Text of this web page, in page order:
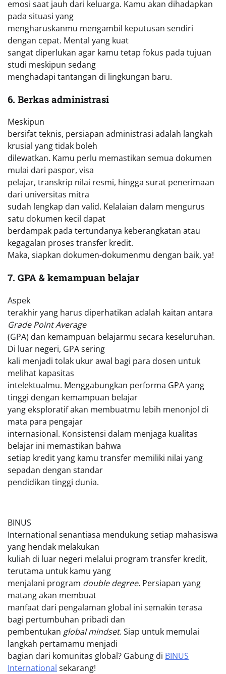
emosi saat jauh dari keluarga. Kamu akan dihadapkan
pada situasi yang
mengharuskanmu mengambil keputusan sendiri
dengan cepat. Mental yang kuat
sangat diperlukan agar kamu tetap fokus pada tujuan
studi meskipun sedang
menghadapi tantangan di lingkungan baru.
6. Berkas administrasi
Meskipun
bersifat teknis, persiapan administrasi adalah langkah
krusial yang tidak boleh
dilewatkan. Kamu perlu memastikan semua dokumen
mulai dari paspor, visa
pelajar, transkrip nilai resmi, hingga surat penerimaan
dari universitas mitra
sudah lengkap dan valid. Kelalaian dalam mengurus
satu dokumen kecil dapat
berdampak pada tertundanya keberangkatan atau
kegagalan proses transfer kredit.
Maka, siapkan dokumen-dokumenmu dengan baik, ya!
7. GPA & kemampuan belajar
Aspek
terakhir yang harus diperhatikan adalah kaitan antara
Grade Point Average
(GPA) dan kemampuan belajarmu secara keseluruhan.
Di luar negeri, GPA sering
kali menjadi tolak ukur awal bagi para dosen untuk
melihat kapasitas
intelektualmu. Menggabungkan performa GPA yang
tinggi dengan kemampuan belajar
yang eksploratif akan membuatmu lebih menonjol di
mata para pengajar
internasional. Konsistensi dalam menjaga kualitas
belajar ini memastikan bahwa
setiap kredit yang kamu transfer memiliki nilai yang
sepadan dengan standar
pendidikan tinggi dunia.
BINUS
International senantiasa mendukung setiap mahasiswa
yang hendak melakukan
kuliah di luar negeri melalui program transfer kredit,
terutama untuk kamu yang
menjalani program double degree. Persiapan yang
matang akan membuat
manfaat dari pengalaman global ini semakin terasa
bagi pertumbuhan pribadi dan
pembentukan global mindset. Siap untuk memulai
langkah pertamamu menjadi
bagian dari komunitas global? Gabung di BINUS
International sekarang!